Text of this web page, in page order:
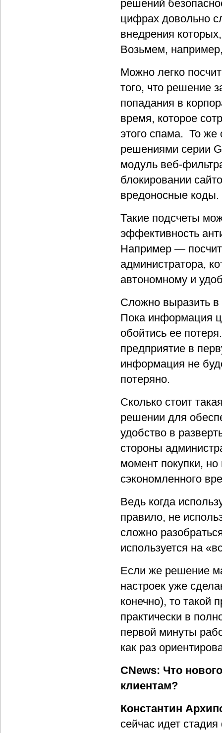
решений
цифрах довольно
внедрения
Возьмем,
Можно легко
того, что решение
попадания в
время, которое
этого спама. То
решениями серии
модуль веб-
блокировании
вредоносные коды.
Такие подсчеты
эффективность
Например —
администратора,
автономному и
Сложно выразить в
Пока информация
обойтись ее
предприятие в
информация не
потеряно.
Сколько стоит
решении для
удобство в
стороны
момент покупки, но
сэкономленного
Ведь когда
правило, не
сложно
используется на
Если же решение
настроек уже
конечно), то такой
практически в
первой минуты
как раз
CNews: Что
клиентам?
Константин
сейчас идет